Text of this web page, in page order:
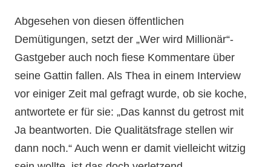
Abgesehen von diesen öffentlichen
Demütigungen, setzt der „Wer wird Millionär“-
Gastgeber auch noch fiese Kommentare über
seine Gattin fallen. Als Thea in einem Interview
vor einiger Zeit mal gefragt wurde, ob sie koche,
antwortete er für sie: „Das kannst du getrost mit
Ja beantworten. Die Qualitätsfrage stellen wir
dann noch.“ Auch wenn er damit vielleicht witzig